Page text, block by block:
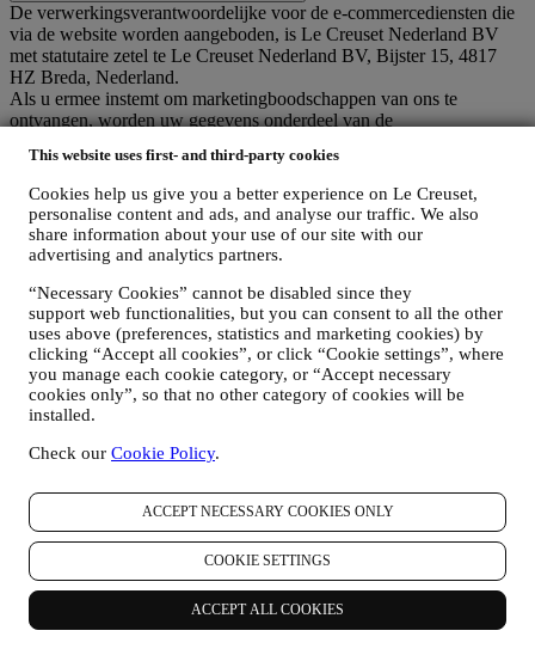
This website uses first- and third-party cookies
Cookies help us give you a better experience on Le Creuset,
personalise content and ads, and analyse our traffic. We also
share information about your use of our site with our
advertising and analytics partners.
“Necessary Cookies” cannot be disabled since they
support web functionalities, but you can consent to all the other
uses above (preferences, statistics and marketing cookies) by
clicking “Accept all cookies”, or click “Cookie settings”, where
you manage each cookie category, or “Accept necessary
cookies only”, so that no other category of cookies will be
installed.
Check our Cookie Policy.
ACCEPT NECESSARY COOKIES ONLY
COOKIE SETTINGS
ACCEPT ALL COOKIES
De verwerkingsverantwoordelijke voor de e-commercediensten die
via de website worden aangeboden, is Le Creuset Nederland BV
met statutaire zetel te Le Creuset Nederland BV, Bijster 15, 4817
HZ Breda, Nederland.
Als u ermee instemt om marketingboodschappen van ons te
ontvangen, worden uw gegevens onderdeel van de
gegevensbeheerder wordt beheerd door Le Creuset Group AG, met
het kantoor in Hofstrasse 1A,Neuhofstrasse 4 , Baar, Zugo, 6340
Zwitserland (die Le Creuset SL, BTW-nummer B62153630, met
kantoor in Paseo de Gracia 9, 2º, 08007 Barcelona, Spanje, heeft
aangesteld als vertegenwoordiger in de EU), op basis van een
overeenkomst tot gezamenlijke zeggenschap die in wezen voorziet
in (a) Le Creuset Group AG die verantwoordelijk is voor de
algemene strategie met betrekking tot marketing en
gepersonaliseerde klantervaring; (b) lokale Le Creuset-entiteiten die
profiteren van deze strategie en deze uitvoeren, alsmede
onafhankelijk marketingcommunicatie/initiatieven ontwikkelen op
lokaal niveau (binnen een bepaald land); (c) beide gezamenlijk
beheerders die nodig zijn om de verzoeken van uw betrokkene om
rechten af te handelen.
3. WAAROM VERZAMELEN WIJ DEZE GEGEVENS?
Wij kunnen uw gegevens verwerken voor de volgende doeleinden:
VOOR ONZE WETTELIJKE VERPLICHTINGEN
Mogelijk moeten we bepaalde gegevens over u verwerken om
verplichtingen die voortvloeien uit instructies van de overheid.
OM EEN LE CREUSET-ACCOUNT AAN TE MAKEN